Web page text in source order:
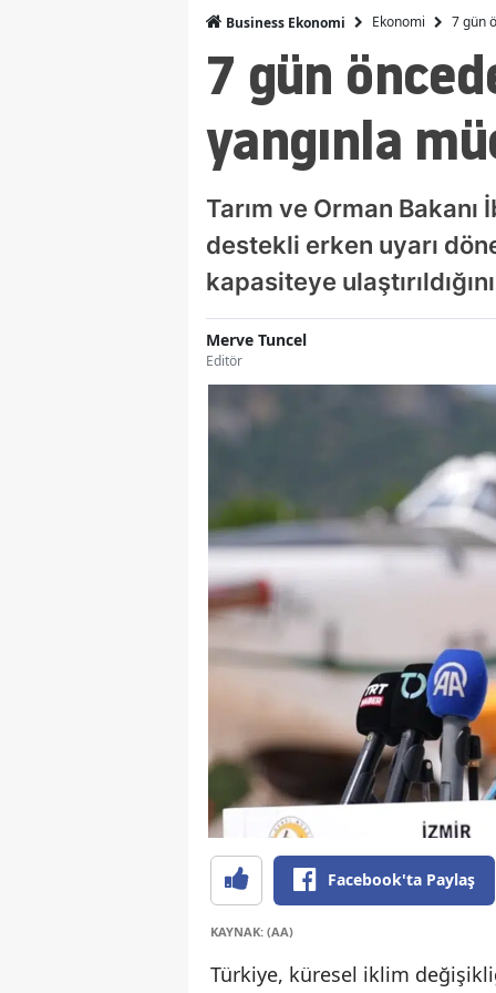
Business Ekonomi Ekonomi 7 gün
7 gün
yangınla
Tarım ve Orman
destekli erken uyarı
kapasiteye
Merve Tuncel
Editör
Facebook'ta Paylaş
KAYNAK: (AA)
Türkiye, küresel iklim